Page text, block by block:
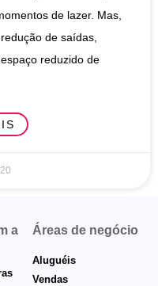
de lazer. Mas,
de saídas,
reduzido de
a
Áreas de negócio
Aluguéis
Vendas